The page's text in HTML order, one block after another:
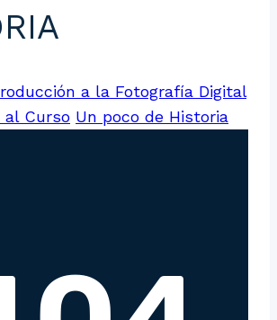
a la Fotografía Digital
al Curso Un poco de Historia